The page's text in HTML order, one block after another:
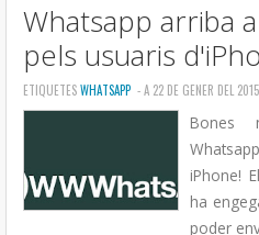
Whatsapp arriba
pels usuaris
ETIQUETESWHATSAPP - A 22 DE GENER DEL
Bones
iPhone!
ha
poder